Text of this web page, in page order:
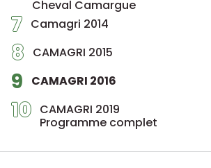
Cheval Camargue
7 Camagri 2014
8 CAMAGRI 2015
9 CAMAGRI 2016
10 CAMAGRI 2019
Programme complet